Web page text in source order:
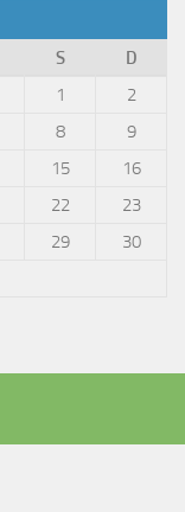
S
D
1
2
8
9
15
16
22
23
29
30